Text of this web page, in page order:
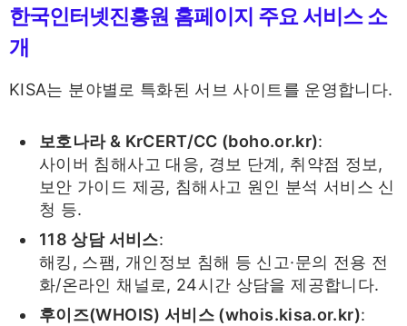
한국인터넷진흥원 홈페이지 주요 서비스 소
개
KISA는 분야별로 특화된 서브 사이트를 운영합니다.
보호나라 & KrCERT/CC (boho.or.kr):
사이버 침해사고 대응, 경보 단계, 취약점 정보,
보안 가이드 제공, 침해사고 원인 분석 서비스 신
청 등.
118 상담 서비스:
해킹, 스팸, 개인정보 침해 등 신고·문의 전용 전
화/온라인 채널로, 24시간 상담을 제공합니다.
후이즈(WHOIS) 서비스 (whois.kisa.or.kr):